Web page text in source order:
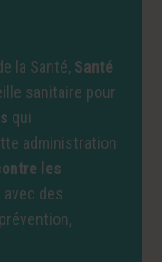
la Santé, Santé
sanitaire pour
qui
administration
les
des